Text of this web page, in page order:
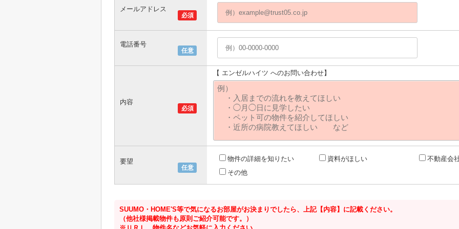
必須
メールアドレス
任意
電話番号
必須
内容
【 エンゼルハイツ へのお問い合わせ】
任意
要望 物件の詳細を知りたい 資料がほしい
不動産会
その他
SUUMO・HOME'S等で気になるお部屋がお決まりでしたら、上記【内容】に記載ください。
（他社様掲載物件も原則ご紹介可能です。）